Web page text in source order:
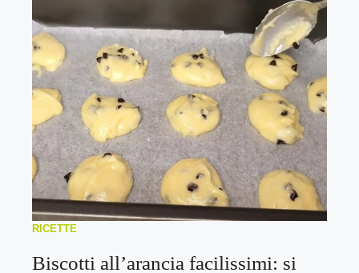
RICETTE
Biscotti all’arancia facilissimi: si